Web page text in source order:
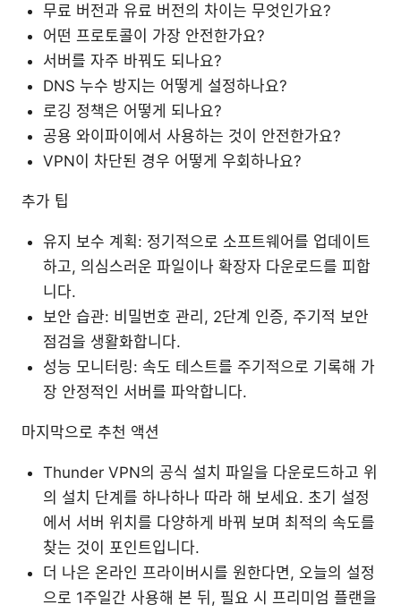
무료 버전과 유료 버전의 차이는 무엇인가요?
어떤 프로토콜이 가장 안전한가요?
서버를 자주 바꿔도 되나요?
DNS 누수 방지는 어떻게 설정하나요?
로깅 정책은 어떻게 되나요?
공용 와이파이에서 사용하는 것이 안전한가요?
VPN이 차단된 경우 어떻게 우회하나요?
추가 팁
유지 보수 계획: 정기적으로 소프트웨어를 업데이트
하고, 의심스러운 파일이나 확장자 다운로드를 피합
니다.
보안 습관: 비밀번호 관리, 2단계 인증, 주기적 보안
점검을 생활화합니다.
성능 모니터링: 속도 테스트를 주기적으로 기록해 가
장 안정적인 서버를 파악합니다.
마지막으로 추천 액션
Thunder VPN의 공식 설치 파일을 다운로드하고 위
의 설치 단계를 하나하나 따라 해 보세요. 초기 설정
에서 서버 위치를 다양하게 바꿔 보며 최적의 속도를
찾는 것이 포인트입니다.
더 나은 온라인 프라이버시를 원한다면, 오늘의 설정
으로 1주일간 사용해 본 뒤, 필요 시 프리미엄 플랜을